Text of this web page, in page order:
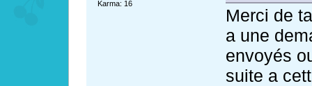
Karma: 16
Merci de
a une
envoyés
suite a